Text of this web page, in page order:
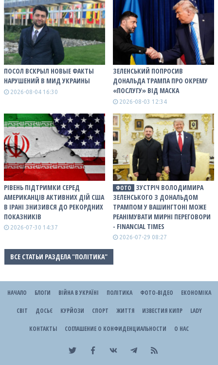
ПОСОЛ ВСКРЫЛ НОВЫЕ ФАКТЫ
НАРУШЕНИЙ В МИД УКРАИНЫ
2026-08-04 16:30
ЗЕЛЕНСЬКИЙ ПОПРОСИВ
ДОНАЛЬДА ТРАМПА ПРО ОКРЕМУ
«ПОСЛУГУ» ВІД МАСКА
2026-08-03 12:34
РІВЕНЬ ПІДТРИМКИ СЕРЕД
АМЕРИКАНЦІВ АКТИВНИХ ДІЙ США
В ІРАНІ ЗНИЗИВСЯ ДО РЕКОРДНИХ
ПОКАЗНИКІВ
2026-07-30 14:37
ФОТО
ЗУСТРІЧ ВОЛОДИМИРА
ЗЕЛЕНСЬКОГО З ДОНАЛЬДОМ
ТРАМПОМ У ВАШИНГТОНІ МОЖЕ
РЕАНІМУВАТИ МИРНІ ПЕРЕГОВОРИ
- FINANCIAL TIMES
2026-07-29 08:27
ВСЕ СТАТЬИ РАЗДЕЛА "ПОЛІТИКА"
НАЧАЛО БЛОГИ ВІЙНА В УКРАЇНІ ПОЛІТИКА ФОТО-ВІДЕО ЕКОНОМІКА
СВІТ ДОСЬЄ КУРЙОЗИ СПОРТ ЖИТТЯ ИЗВЕСТИЯ КИПР LADY
КОНТАКТЫ СОГЛАШЕНИЕ О КОНФИДЕНЦИАЛЬНОСТИ О НАС